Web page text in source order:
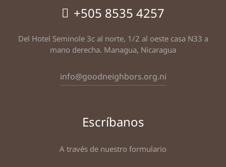
+505 8535 4257
Del Hotel Seminole 3c al norte, 1/2 al oeste casa N33 a
mano derecha. Managua, Nicaragua
info@goodneighbors.org.ni
Escríbanos
A través de nuestro formulario